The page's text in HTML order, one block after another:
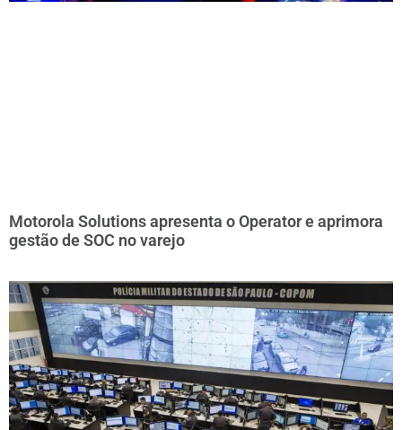
Motorola Solutions apresenta o Operator e aprimora
gestão de SOC no varejo